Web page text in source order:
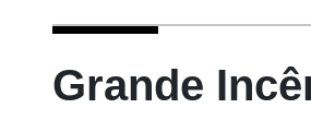
Grande